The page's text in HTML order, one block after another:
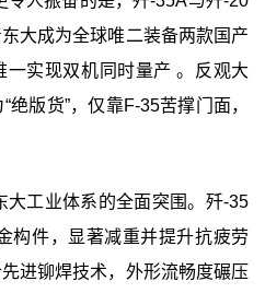
大成为全球唯二装备两款国产
一实现双机同时量产 。反观大
版货”，仅靠F-35苦撑门面，
大工业体系的全面突围。歼-35
构件，显著减重并提升抗疲劳
进铆焊技术，外形流畅度碾压